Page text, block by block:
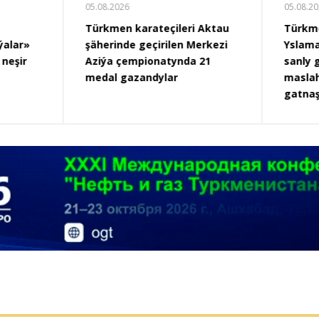
Aktau
Merkezi
21
Türkmen wekiliýeti
Yslamabatda geçirilen CAREC
sanly geçelge boýunça
maslahat beriş duşuşygyna